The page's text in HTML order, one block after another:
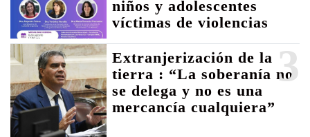
niños y adolescentes
víctimas de violencias
3
Extranjerización de la
tierra : “La soberanía no
se delega y no es una
mercancía cualquiera”